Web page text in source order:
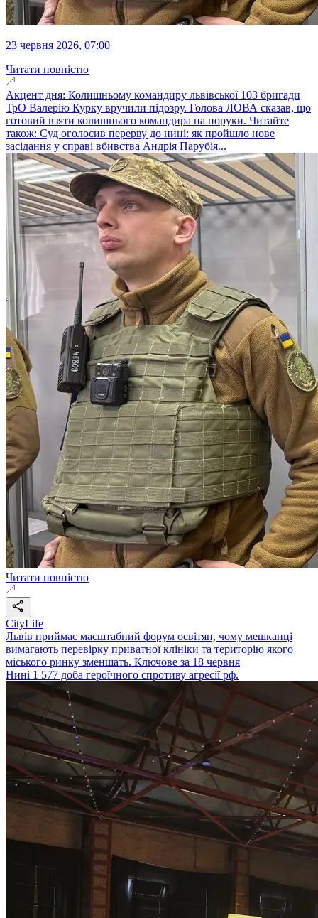
23 червня 2026, 07:00
Читати повністю
Акцент дня: Колишньому командиру львівської 103 бригади
ТрО Валерію Курку вручили підозру. Голова ЛОВА сказав, що
готовий взяти колишнього командира на поруки. Читайте
також: Суд оголосив перерву до нині: як пройшло нове
засідання у справі вбивства Андрія Парубія...
Читати повністю
CityLife
Львів приймає масштабний форум освітян, чому мешканці
вимагають перевірку приватної клініки та територію якого
міського ринку зменшать. Ключове за 18 червня
Нині 1 577 доба героїчного спротиву агресії рф.